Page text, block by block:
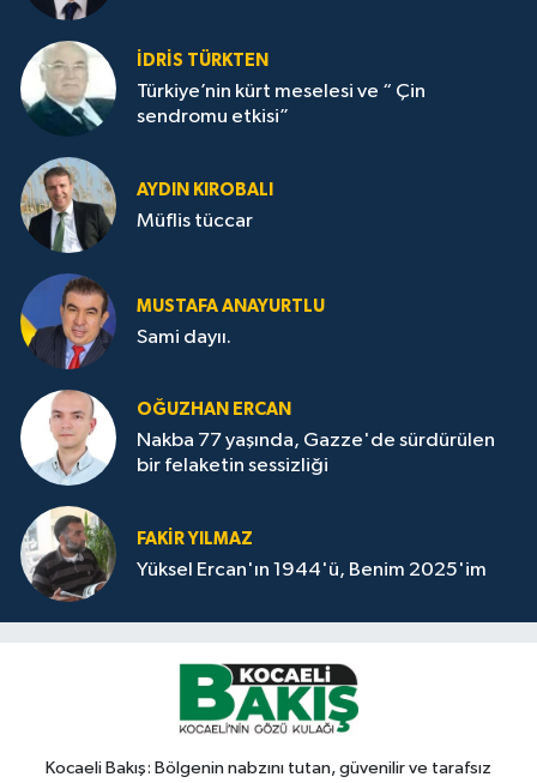
İDRİS TÜRKTEN
Türkiye’nin kürt meselesi ve “ Çin
sendromu etkisi”
AYDIN KIROBALI
Müflis tüccar
MUSTAFA ANAYURTLU
Sami dayıı.
OĞUZHAN ERCAN
Nakba 77 yaşında, Gazze'de sürdürülen
bir felaketin sessizliği
FAKİR YILMAZ
Yüksel Ercan'ın 1944'ü, Benim 2025'im
Kocaeli Bakış: Bölgenin nabzını tutan, güvenilir ve tarafsız